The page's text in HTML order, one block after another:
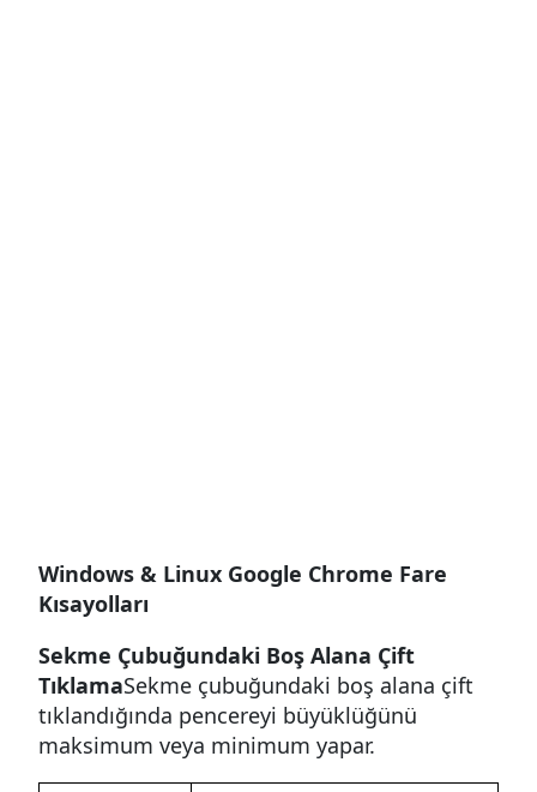
Windows & Linux Google Chrome Fare
Kısayolları
Sekme Çubuğundaki Boş Alana Çift
TıklamaSekme çubuğundaki boş alana çift
tıklandığında pencereyi büyüklüğünü
maksimum veya minimum yapar.